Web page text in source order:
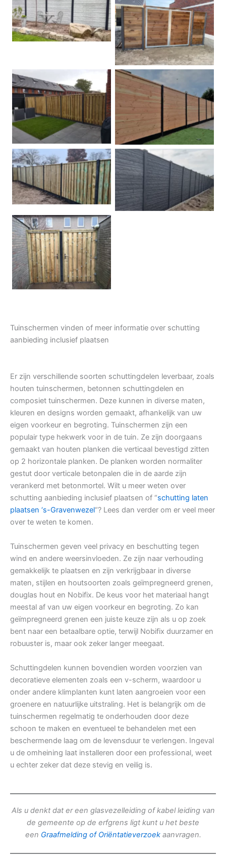
Betonschutting
Dubbele poort
Betonpalen schutting Douglas
Hout beton schuttingen Rots motief antraciet
Tuindeur grenen
Tuinschermen vinden of meer informatie over schutting
aanbieding inclusief plaatsen
Er zijn verschillende soorten schuttingdelen leverbaar, zoals
houten tuinschermen, betonnen schuttingdelen en
composiet tuinschermen. Deze kunnen in diverse maten,
kleuren en designs worden gemaakt, afhankelijk van uw
eigen voorkeur en begroting. Tuinschermen zijn een
populair type hekwerk voor in de tuin. Ze zijn doorgaans
gemaakt van houten planken die verticaal bevestigd zitten
op 2 horizontale planken. De planken worden normaliter
gestut door verticale betonpalen die in de aarde zijn
verankerd met betonmortel. Wilt u meer weten over
schutting aanbieding inclusief plaatsen of “schutting laten
plaatsen ‘s-Gravenwezel“? Lees dan verder om er veel meer
over te weten te komen.
Tuinschermen geven veel privacy en beschutting tegen
wind en andere weersinvloeden. Ze zijn naar verhouding
gemakkelijk te plaatsen en zijn verkrijgbaar in diverse
maten, stijlen en houtsoorten zoals geïmpregneerd grenen,
douglas hout en Nobifix. De keus voor het materiaal hangt
meestal af van uw eigen voorkeur en begroting. Zo kan
geïmpregneerd grenen een juiste keuze zijn als u op zoek
bent naar een betaalbare optie, terwijl Nobifix duurzamer en
robuuster is, maar ook zeker langer meegaat.
Schuttingdelen kunnen bovendien worden voorzien van
decoratieve elementen zoals een v-scherm, waardoor u
onder andere klimplanten kunt laten aangroeien voor een
groenere en natuurlijke uitstraling. Het is belangrijk om de
tuinschermen regelmatig te onderhouden door deze
schoon te maken en eventueel te behandelen met een
beschermende laag om de levensduur te verlengen. Ingeval
u de omheining laat installeren door een professional, weet
u echter zeker dat deze stevig en veilig is.
Als u denkt dat er een glasvezelleiding of kabel leiding van
de gemeente op de erfgrens ligt kunt u het beste
een Graafmelding of Oriëntatieverzoekaanvragen.